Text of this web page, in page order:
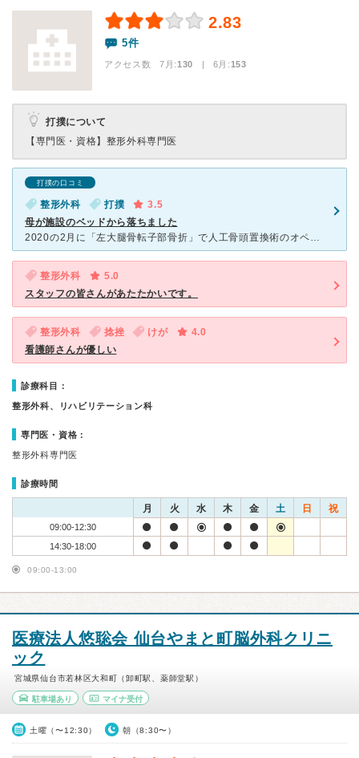
2.83
5件
アクセス数 7月:130 | 6月:153
打撲について
【専門医・資格】 整形外科専門医
打撲の口コミ
整形外科 打撲
3.5
母が施設のベッドから落ちました
2020の2月に「左大腿骨転子部骨折」で人工骨頭置換術のオペをした母は、リハビリをしたものの結局車椅子になり施設に入所しました。 その日の朝、施設から電話でベッドから落ちたので病院へ行くとの連絡を受
整形外科
5.0
スタッフの皆さんがあたたかいです。
整形外科 捻挫 けが
4.0
看護師さんが優しい
診療科目：
整形外科、リハビリテーション科
専門医・資格：
整形外科専門医
診療時間
月 火 水 木 金 土 日 祝
09:00-12:30
14:30-18:00
09:00-13:00
医療法人悠聡会 仙台やまと町脳外科クリニ
ック
宮城県仙台市若林区大和町（卸町駅、薬師堂駅）
駐車場あり マイナ受付
土曜（〜12:30） 朝（8:30〜）